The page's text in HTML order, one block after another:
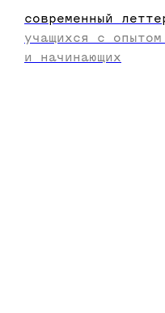
современный
учащихся с
и начинающих